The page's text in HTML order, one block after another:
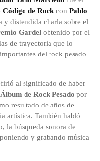
Código de Rock con Pablo
y distendida charla sobre el
Gardel obtenido por el
de trayectoria que lo
del rock pesado
al significado de haber
de Rock Pesado por
resultado de años de
artística. También habló
la búsqueda sonora de
y grabando música